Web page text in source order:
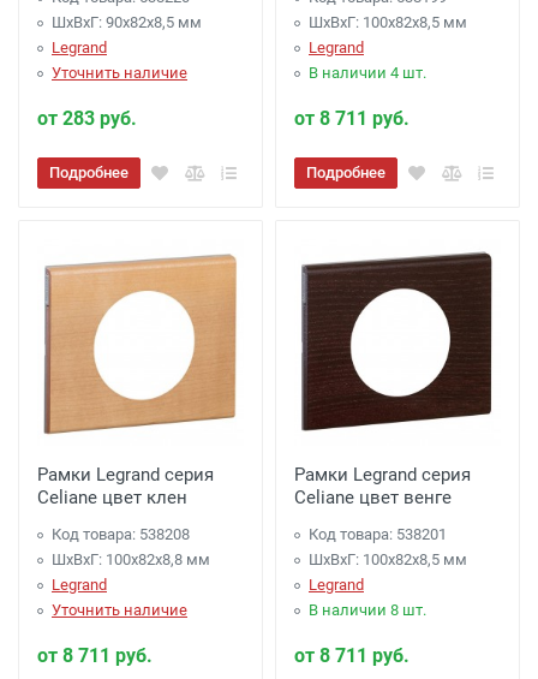
ШхВхГ: 90x82x8,5 мм
Legrand
Уточнить наличие
от 283 руб.
Подробнее
ШхВхГ: 100x82x8,5 мм
Legrand
В наличии 4 шт.
от 8 711 руб.
Подробнее
Рамки Legrand серия
Celiane цвет клен
Код товара: 538208
ШхВхГ: 100x82x8,8 мм
Legrand
Уточнить наличие
от 8 711 руб.
Рамки Legrand серия
Celiane цвет венге
Код товара: 538201
ШхВхГ: 100x82x8,5 мм
Legrand
В наличии 8 шт.
от 8 711 руб.